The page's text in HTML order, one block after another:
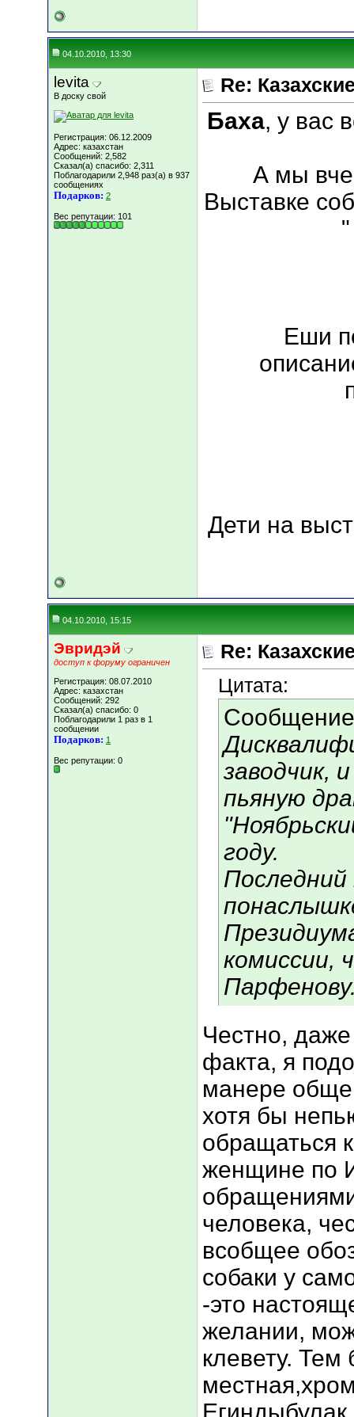
04.10.2010, 13:30
levita
В доску свой
Регистрация: 06.12.2009
Адрес: казахстан
Сообщений: 2,582
Сказал(а) спасибо: 2,311
Поблагодарили 2,948 раз(а) в 937
сообщениях
Подарков: 2
Вес репутации: 101
Re:
Баха, у вас
А мы
Выставке
Еши
Дети на
04.10.2010, 15:15
Эвридэй
доступ к форуму ограничен
Регистрация: 08.07.2010
Адрес: казахстан
Сообщений: 292
Сказал(а) спасибо: 0
Поблагодарили 1 раз в 1
сообщении
Подарков: 1
Вес репутации: 0
Re:
Цитата:
заводчик,
пьяную
году.
комиссии,
Честно,
факта, я
манере
хотя бы
обращаться
женщине по
человека,
всобщее
собаки у
-это
желании,
клевету. Тем